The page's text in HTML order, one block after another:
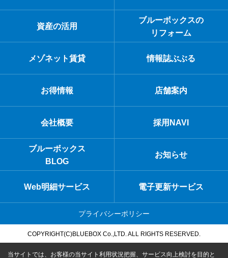
資産の活用
ブルーボックスの
リフォーム
メゾネット賃貸 情報誌ぶぶる
お得情報 店舗案内
会社概要 採用NAVI
ブルーボックス
BLOG
お知らせ
Web明細サービス 電子更新サービス
プライバシーポリシー
COPYRIGHT(C)BLUEBOX Co.,LTD. ALL RIGHTS RESERVED.
当サイトでは、お客様の当サイト利用状況把握、サービス向上検討を目的と